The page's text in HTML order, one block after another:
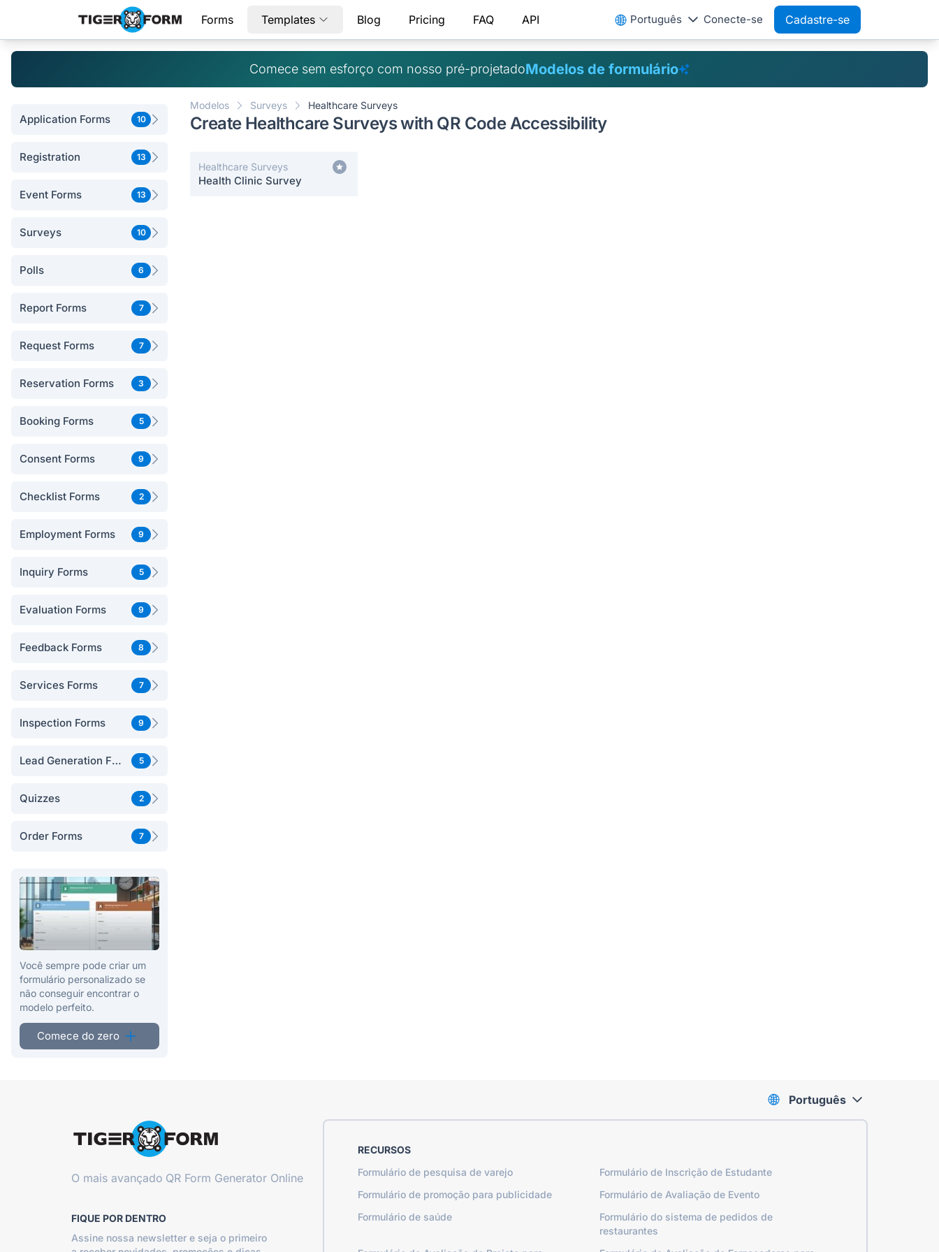
Forms Templates Blog Pricing FAQ API Português Conecte-se Cadastre-se
Comece sem esforço com nosso pré-projetadoModelos de formulário
Application Forms 10
Registration 13
Event Forms 13
Surveys 10
Polls 6
Report Forms 7
Request Forms 7
Reservation Forms 3
Booking Forms 5
Consent Forms 9
Checklist Forms 2
Employment Forms 9
Inquiry Forms 5
Evaluation Forms 9
Feedback Forms 8
Services Forms 7
Inspection Forms 9
Lead Generation Forms 5
Quizzes 2
Order Forms 7
Você sempre pode criar um
formulário personalizado se
não conseguir encontrar o
modelo perfeito.
Comece do zero
Modelos Surveys Healthcare Surveys
Create Healthcare Surveys with QR Code Accessibility
Healthcare Surveys
Health Clinic Survey
O mais avançado QR Form Generator Online
FIQUE POR DENTRO
Assine nossa newsletter e seja o primeiro
RECURSOS
Formulário de pesquisa de varejo
Formulário de Inscrição de Estudante
Formulário de promoção para publicidade
Formulário de Avaliação de Evento
Formulário de saúde
Formulário do sistema de pedidos de
restaurantes
Português